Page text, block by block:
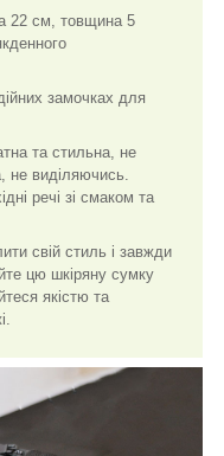
22 см, товщина 5
замочках для
та стильна, не
не виділяючись.
речі зі смаком та
свій стиль і завжди
цю шкіряну сумку
якістю та